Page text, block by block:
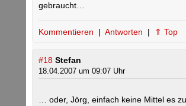
gebraucht…
Kommentieren | Antworten | ⇑ Top
#18 Stefan
18.04.2007 um 09:07 Uhr
… oder, Jörg, einfach keine Mittel es zu